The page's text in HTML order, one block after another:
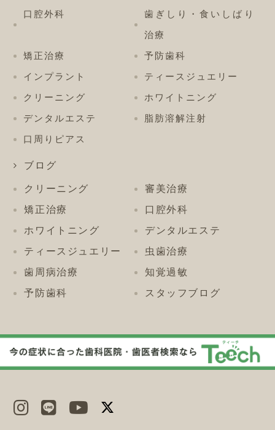
口腔外科
歯ぎしり・食いしばり
治療
矯正治療
予防歯科
インプラント
ティースジュエリー
クリーニング
ホワイトニング
デンタルエステ
脂肪溶解注射
口周りピアス
ブログ
クリーニング
審美治療
矯正治療
口腔外科
ホワイトニング
デンタルエステ
ティースジュエリー
虫歯治療
歯周病治療
知覚過敏
予防歯科
スタッフブログ